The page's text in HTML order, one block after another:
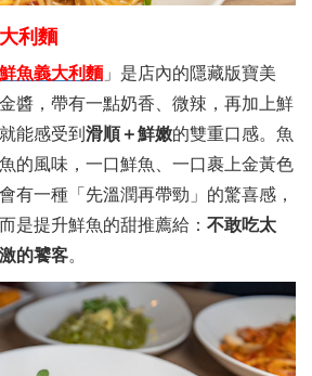
利麵
魚義大利麵 」是店內的隱藏版寶美
醬，帶有一點奶香、微辣，再加上鮮
能感受到 滑順＋鮮嫩的雙重口感。魚
的風味，一口鮮魚、一口裹上金黃色
有一種「先溫潤再帶勁」的驚喜感，
是提升鮮魚的甜推薦給： 不敢吃太
的饕客。